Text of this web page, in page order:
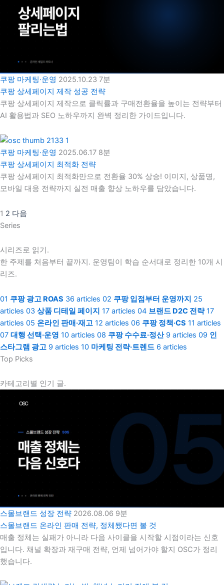
쿠팡 마케팅·운영 2025.10.23 7분
쿠팡 상세페이지 제작 성공 전략
쿠팡 상세페이지 제작으로 클릭률과 구매전환율을 높이는 전략부터
AI 활용법과 SEO 노하우까지 완벽 정리한 가이드입니다.
쿠팡 마케팅·운영 2025.06.17 8분
쿠팡 상세페이지 최적화 전략
쿠팡 상세페이지 최적화만으로 전환율 30% 상승! 이미지, 상품명,
모바일 대응 전략까지 실전 매출 향상 노하우를 담았습니다.
1 2 다음
Series
시리즈로 읽기.
한 주제를 처음부터 끝까지. 운영팀이 학습 순서대로 정리한 10개 시
리즈.
01 쿠팡 광고 ROAS 36 articles 02 쿠팡 입점부터 운영까지 25
articles 03 상품 디테일 페이지 17 articles 04 브랜드 D2C 전략 17
articles 05 온라인 판매·재고 12 articles 06 쿠팡 정책·CS 11 articles
07 대행 선택·운영 10 articles 08 쿠팡 수수료·정산 9 articles 09 인
스타그램 광고 9 articles 10 마케팅 전략·트렌드 6 articles
Top Picks
카테고리별 인기 글.
스몰브랜드 성장 전략 2026.08.06 9분
스몰브랜드 온라인 판매 전략, 정체됐다면 볼 것
매출 정체는 실패가 아니라 다음 사이클을 시작할 시점이라는 신호
입니다. 채널 확장과 재구매 전략, 언제 넘어가야 할지 OSC가 정리
했습니다.